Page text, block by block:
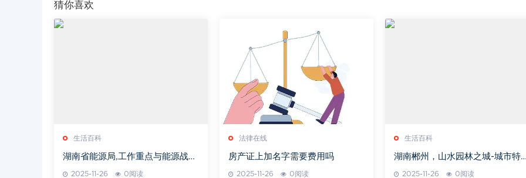
猜你喜欢
生活百科
湖南省能源局,工作重点与能源战略
解析-推动绿色可持续发展
2025-11-26 0阅读
法律在线
房产证上加名字需要费用吗
2025-11-26 0阅读
生活百科
湖南郴州，山水园林之城-城市特
2025-11-26 0阅读